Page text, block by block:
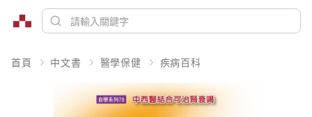
首頁 中文書 醫學保健 疾病百科